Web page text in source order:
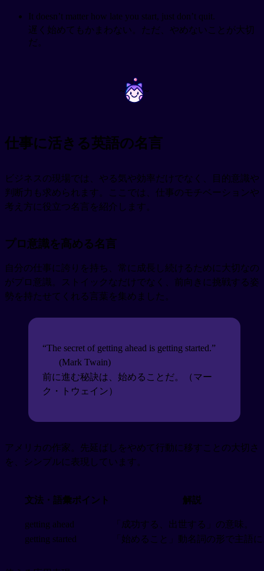
It doesn’t matter how late you start, just don’t quit.
遅く始めてもかまわない。ただ、やめないことが大切
だ。
~ ~
仕事に活きる英語の名言
ビジネスの現場では、やる気や効率だけでなく、目的意識や
判断力も求められます。ここでは、仕事のモチベーションや
考え方に役立つ名言を紹介します。
プロ意識を高める名言
自分の仕事に誇りを持ち、常に成長し続けるために大切なの
がプロ意識。ストイックなだけでなく、前向きに挑戦する姿
勢を持たせてくれる言葉を集めました。
“The secret of getting ahead is getting started.”
(Mark Twain)
前に進む秘訣は、始めることだ。（マー
ク・トウェイン）
アメリカの作家。先延ばしをやめて行動に移すことの大切さ
を、シンプルに表現しています。
文法・語彙ポイント 解説
getting ahead
「成功する、出世する」の意味。
getting started
「始めること」動名詞の形で主語